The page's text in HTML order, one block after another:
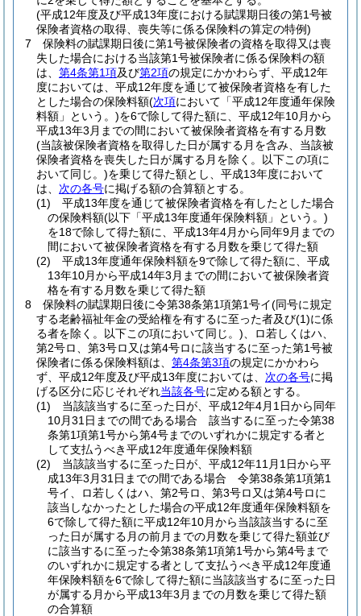
(平成12年度及び平成13年度における賦課期日後の第1号被
保険者資格の取得、喪失等に係る保険料の算定の特例)
7
保険料の賦課期日後に第1号被保険者の資格を取得又は喪
失した場合における当該第1号被保険者に係る保険料の額
は、 第4条第1項及び第2項の規定にかかわらず、平成12年
度においては、平成12年度を通じて被保険者資格を有した
とした場合の保険料額(次項において「平成12年度通年保険
料額」という。)を6で除して得た額に、平成12年10月から
平成13年3月までの間において被保険者資格を有する月数
(当該被保険者資格を取得した日が属する月を含み、当該被
保険者資格を喪失した日が属する月を除く。以下この項に
おいて同じ。)を乗じて得た額とし、平成13年度において
は、 次の各号に掲げる額の合算額とする。
(1)
平成13年度を通じて被保険者資格を有したとした場合
の保険料額(以下「平成13年度通年保険料額」という。)
を18で除して得た額に、平成13年4月から同年9月までの
間において被保険者資格を有する月数を乗じて得た額
(2)
平成13年度通年保険料額を9で除して得た額に、平成
13年10月から平成14年3月までの間において被保険者資
格を有する月数を乗じて得た額
8
保険料の賦課期日後に令第38条第1項第1号イ(同号に規定
する老齢福祉年金の受給権を有するに至った者及び(1)に係
る者を除く。以下この項において同じ。) 、ロ若しくはハ、
第2号ロ、第3号ロ又は第4号ロに該当するに至った第1号被
保険者に係る保険料額は、 第4条第3項の規定にかかわら
ず、平成12年度及び平成13年度においては、 次の各号に掲
げる区分に応じそれぞれ当該各号に定める額とする。
(1)
当該該当するに至った日が、平成12年4月1日から同年
10月31日までの間である場合 該当するに至った令第38
条第1項第1号から第4号までのいずれかに規定する者と
して支払うべき平成12年度通年保険料額
(2)
当該該当するに至った日が、平成12年11月1日から平
成13年3月31日までの間である場合 令第38条第1項第1
号イ、ロ若しくはハ、第2号ロ、第3号ロ又は第4号ロに
該当しなかったとした場合の平成12年度通年保険料額を
6で除して得た額に平成12年10月から当該該当するに至
った日が属する月の前月までの月数を乗じて得た額並び
に該当するに至った令第38条第1項第1号から第4号まで
のいずれかに規定する者として支払うべき平成12年度通
年保険料額を6で除して得た額に当該該当するに至った日
が属する月から平成13年3月までの月数を乗じて得た額
の合算額